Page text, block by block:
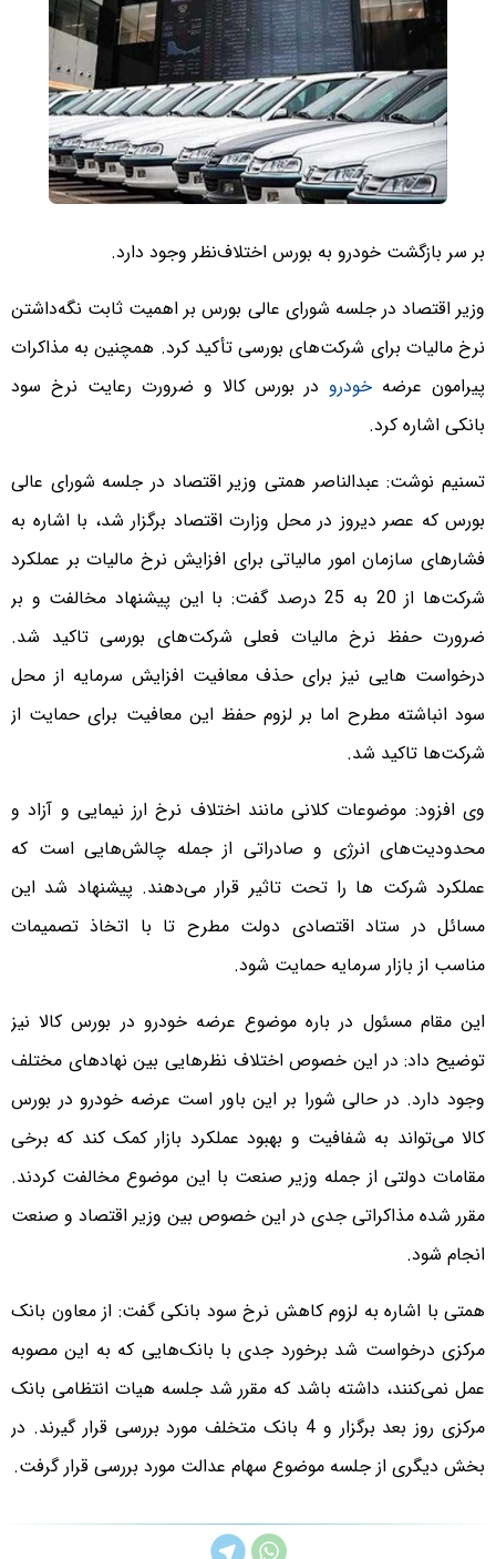
بر سر بازگشت خودرو به بورس اختلاف‌نظر وجود دارد.
وزیر اقتصاد در جلسه شورای عالی بورس بر اهمیت ثابت نگه‌داشتن
نرخ مالیات برای شرکت‌های بورسی تأکید کرد. همچنین به مذاکرات
پیرامون عرضه خودرو در بورس کالا و ضرورت رعایت نرخ سود
بانکی اشاره کرد.
تسنیم نوشت: عبدالناصر همتی وزیر اقتصاد در جلسه شورای عالی
بورس که عصر دیروز در محل وزارت اقتصاد برگزار شد، با اشاره به
فشارهای سازمان امور مالیاتی برای افزایش نرخ مالیات بر عملکرد
شرکت‌ها از 20 به 25 درصد گفت: با این پیشنهاد مخالفت و بر
ضرورت حفظ نرخ مالیات فعلی شرکت‌های بورسی تاکید شد.
درخواست‌ هایی نیز برای حذف معافیت افزایش سرمایه از محل
سود انباشته مطرح اما بر لزوم حفظ این معافیت برای حمایت از
شرکت‌ها تاکید شد.
وی افزود: موضوعات کلانی مانند اختلاف نرخ ارز نیمایی و آزاد و
محدودیت‌های انرژی و صادراتی از جمله چالش‌هایی است که
عملکرد شرکت‌ ها را تحت تاثیر قرار می‌دهند. پیشنهاد شد این
مسائل در ستاد اقتصادی دولت مطرح تا با اتخاذ تصمیمات
مناسب از بازار سرمایه حمایت شود.
این مقام مسئول در باره موضوع عرضه خودرو در بورس کالا نیز
توضیح داد: در این خصوص اختلاف نظرهایی بین نهادهای مختلف
وجود دارد. در حالی شورا بر این باور است عرضه خودرو در بورس
کالا می‌تواند به شفافیت و بهبود عملکرد بازار کمک کند که برخی
مقامات دولتی از جمله وزیر صنعت با این موضوع مخالفت کردند.
مقرر شده مذاکراتی جدی در این خصوص بین وزیر اقتصاد و صنعت
انجام شود.
همتی با اشاره به لزوم کاهش نرخ سود بانکی گفت: از معاون بانک
مرکزی درخواست شد برخورد جدی با بانک‌هایی که به این مصوبه
عمل نمی‌کنند، داشته باشد که مقرر شد جلسه هیات انتظامی بانک
مرکزی روز بعد برگزار و 4 بانک متخلف مورد بررسی قرار گیرند. در
بخش دیگری از جلسه موضوع سهام عدالت مورد بررسی قرار گرفت.